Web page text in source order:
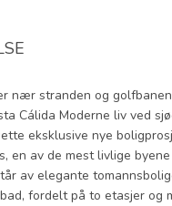
nær stranden og
Cálida Moderne liv ved
eksklusive nye
en av de mest livlige
av elegante
fordelt på to etasjer og